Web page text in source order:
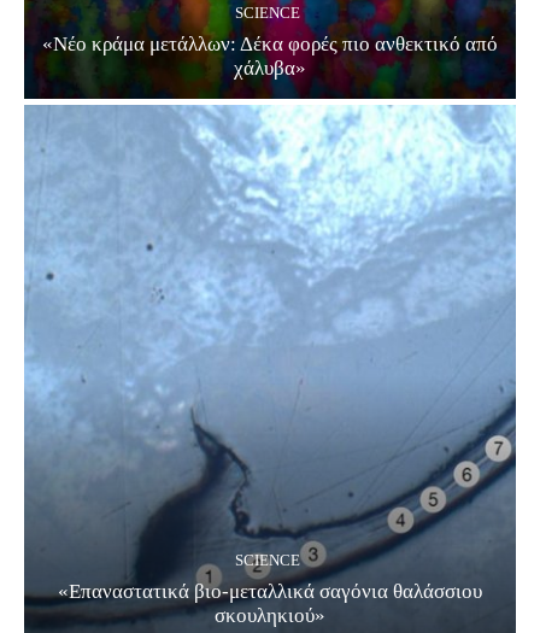
SCIENCE
«Νέο κράμα μετάλλων: Δέκα φορές πιο ανθεκτικό από
χάλυβα»
SCIENCE
«Επαναστατικά βιο-μεταλλικά σαγόνια θαλάσσιου
σκουληκιού»